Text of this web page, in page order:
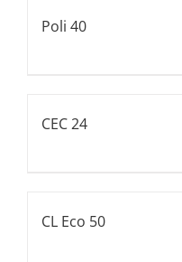
Poli 40
CEC 24
CL Eco 50